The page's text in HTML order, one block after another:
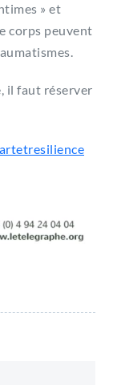
» et
corps peuvent
il faut réserver